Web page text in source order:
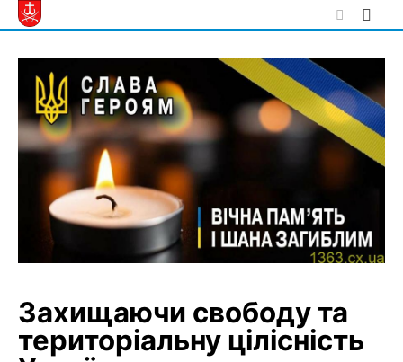
Skip
to
Захищаючи свободу та
територіальну цілісність